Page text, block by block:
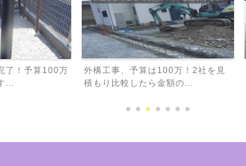
万！2社を見
の...
シャッター・雨戸は本当に必要なの
か。台風目的では必要なし...